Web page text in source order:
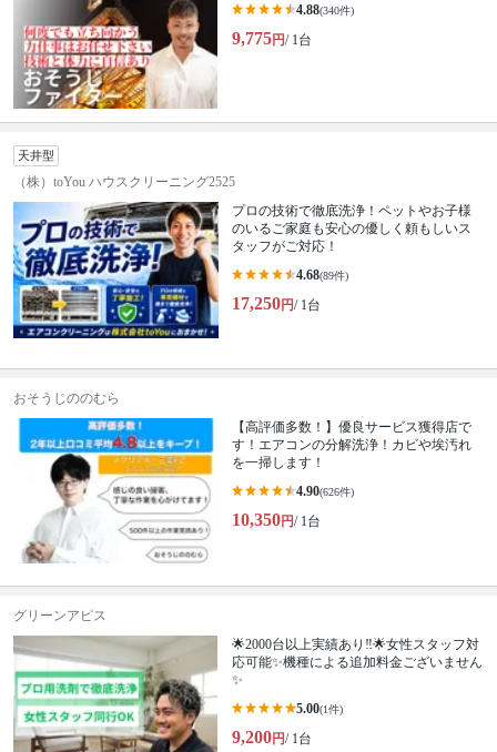
4.88(340件)
9,775円/ 1台
天井型
（株）toYou ハウスクリーニング2525
プロの技術で徹底洗浄！ペットやお子様
のいるご家庭も安心の優しく頼もしいス
タッフがご対応！
4.68(89件)
17,250円/ 1台
おそうじののむら
【高評価多数！】優良サービス獲得店で
す！エアコンの分解洗浄！カビや埃汚れ
を一掃します！
4.90(626件)
10,350円/ 1台
グリーンアピス
🌟2000台以上実績あり‼️🌟女性スタッフ対
応可能✨機種による追加料金ございません
✨
5.00(1件)
9,200円/ 1台